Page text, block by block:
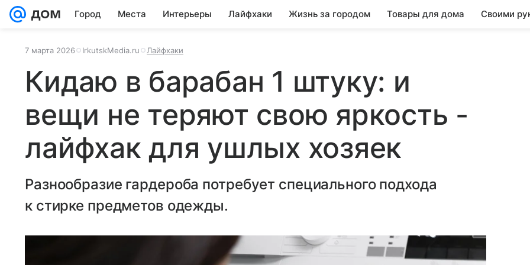
Город Места Интерьеры Лайфхаки Жизнь за городом Товары для дома Своими
7 марта 2026 IrkutskMedia.ru Лайфхаки
Кидаю в барабан 1 штуку: и
вещи не теряют свою яркость -
лайфхак для ушлых хозяек
Разнообразие гардероба потребует специального подхода
к стирке предметов одежды.